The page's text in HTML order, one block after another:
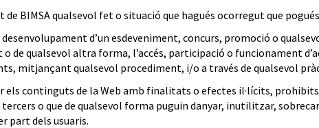
de BIMSA qualsevol fet o situació que hagués ocorregut que
d’un esdeveniment, concurs, promoció o
o de qualsevol altra forma, l’accés, participació o funcionament
mitjançant qualsevol procediment, i/o a través de qualsevol
continguts de la Web amb finalitats o efectes il·lícits,
tercers o que de qualsevol forma puguin danyar, inutilitzar,
part dels usuaris.